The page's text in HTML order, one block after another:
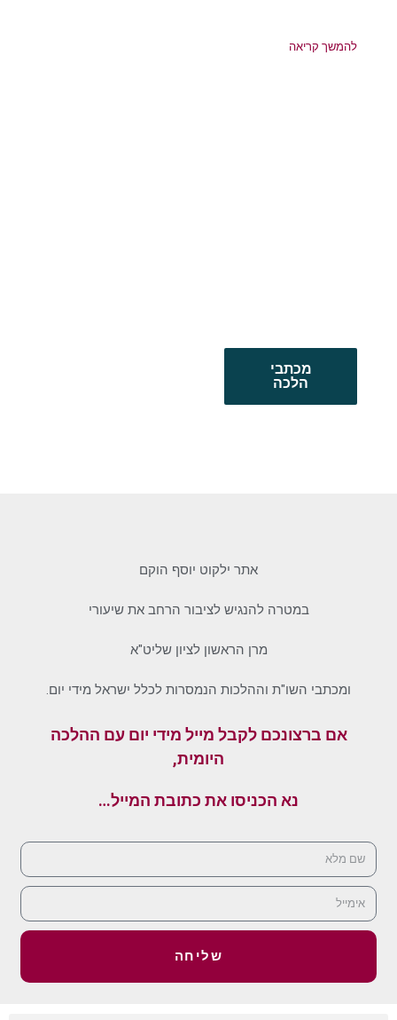
להמשך קריאה
מכתבי
הלכה
אתר ילקוט יוסף הוקם
במטרה להנגיש לציבור הרחב את שיעורי
מרן הראשון לציון שליט"א
ומכתבי השו"ת וההלכות הנמסרות לכלל ישראל מידי יום.
אם ברצונכם לקבל מייל מידי יום עם ההלכה
היומית,
נא הכניסו את כתובת המייל…
שליחה